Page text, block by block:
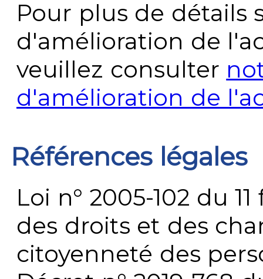
Pour plus de détails
d'amélioration de
veuillez consulter
d'amélioration de
Références légales
Loi n° 2005-102 du
des droits et des
citoyenneté des